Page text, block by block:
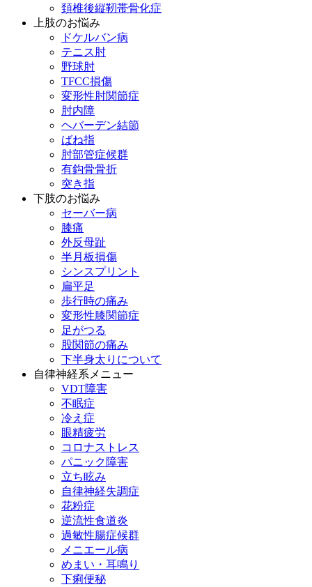
頚椎後縦靭帯骨化症
上肢のお悩み
ドケルバン病
テニス肘
野球肘
TFCC損傷
変形性肘関節症
肘内障
ヘバーデン結節
ばね指
肘部管症候群
有鈎骨骨折
突き指
下肢のお悩み
セーバー病
膝痛
外反母趾
半月板損傷
シンスプリント
扁平足
歩行時の痛み
変形性膝関節症
足がつる
股関節の痛み
下半身太りについて
自律神経系メニュー
VDT障害
不眠症
冷え症
眼精疲労
コロナストレス
パニック障害
立ち眩み
自律神経失調症
花粉症
逆流性食道炎
過敏性腸症候群
メニエール病
めまい・耳鳴り
下痢便秘